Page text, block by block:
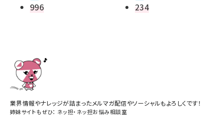
996
234
業界情報やナレッジが詰まったメルマガ配信やソーシャルもよろしくです！
姉妹サイトもぜひ： ネッ担・ ネッ担お悩み相談室